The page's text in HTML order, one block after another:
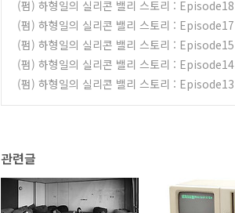
(펌) 하형일의 실리콘 밸리 스토리 : Episode18
(펌) 하형일의 실리콘 밸리 스토리 : Episode17
(펌) 하형일의 실리콘 밸리 스토리 : Episode15
(펌) 하형일의 실리콘 밸리 스토리 : Episode14
(펌) 하형일의 실리콘 밸리 스토리 : Episode13
관련글